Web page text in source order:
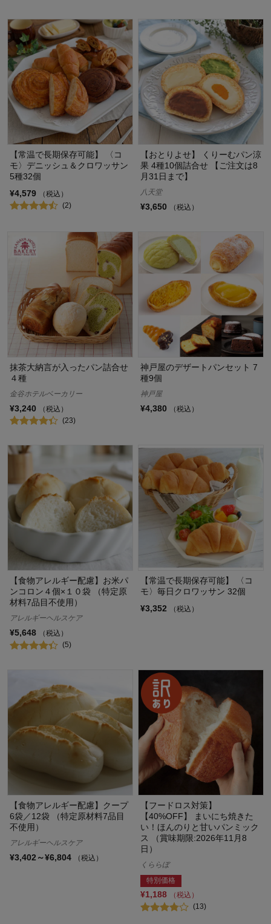
【常温で長期保存可能】 〈コ
モ〉デニッシュ＆クロワッサン
5種32個
¥4,579
（税込）
(2)
【おとりよせ】 くりーむパン涼
果 4種10個詰合せ 【ご注文は8
月31日まで】
八天堂
¥3,650 （税込）
抹茶大納言が入ったパン詰合せ
４種
金谷ホテルベーカリー
¥3,240
（税込）
(23)
神戸屋のデザートパンセット 7
種9個
神戸屋
¥4,380 （税込）
【食物アレルギー配慮】お米パ
ンコロン４個×１０袋 （特定原
材料7品目不使用）
アレルギーヘルスケア
¥5,648
（税込）
(5)
【常温で長期保存可能】 〈コ
モ〉毎日クロワッサン 32個
¥3,352
（税込）
【食物アレルギー配慮】クープ
6袋／12袋 （特定原材料7品目
不使用）
アレルギーヘルスケア
¥3,402～¥6,804 （税込）
【フードロス対策】
【40%OFF】 まいにち焼きた
い！ほんのりと甘いパンミック
ス （賞味期限:2026年11月8
日）
くららぼ
特別価格
¥1,188
（税込）
(13)